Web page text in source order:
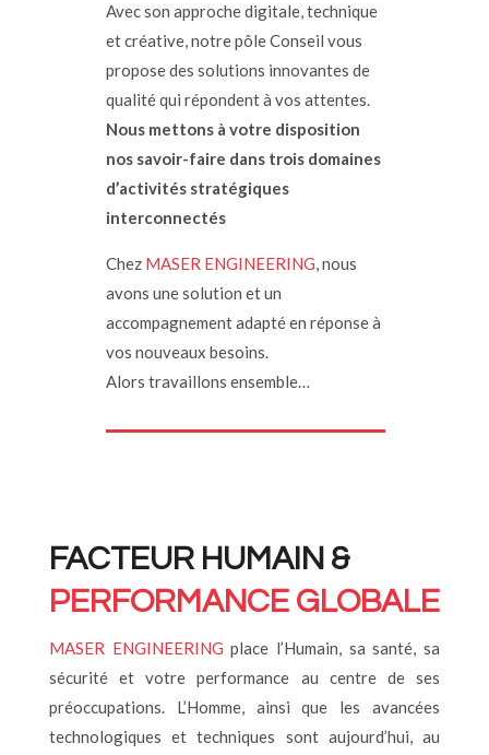
Avec son approche digitale, technique
et créative, notre pôle Conseil vous
propose des solutions innovantes de
qualité qui répondent à vos attentes.
Nous mettons à votre disposition
nos savoir-faire dans trois domaines
d’activités stratégiques
interconnectés
Chez MASER ENGINEERING, nous
avons une solution et un
accompagnement adapté en réponse à
vos nouveaux besoins.
Alors travaillons ensemble…
FACTEUR HUMAIN &
PERFORMANCE GLOBALE
MASER ENGINEERING place l’Humain, sa santé, sa
sécurité et votre performance au centre de ses
préoccupations. L’Homme, ainsi que les avancées
technologiques et techniques sont aujourd’hui, au